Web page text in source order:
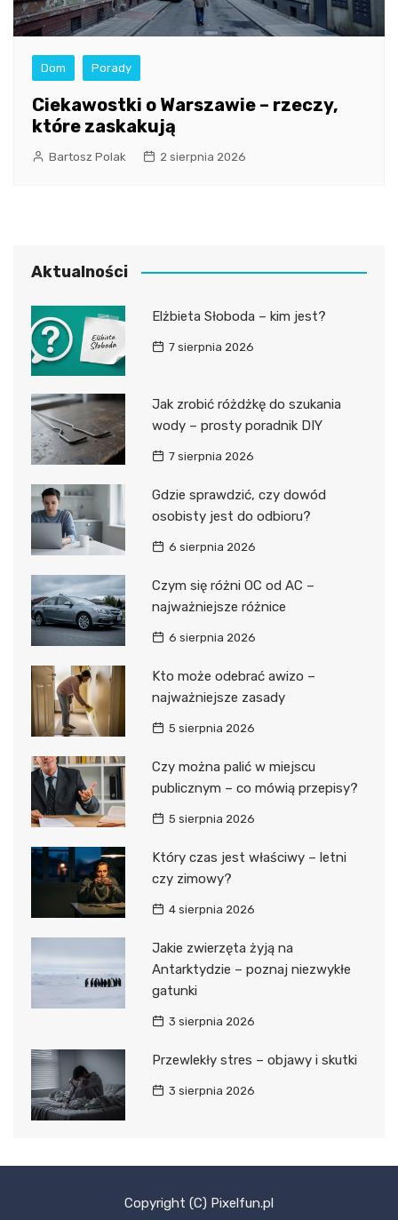
Dom Porady
Ciekawostki o Warszawie – rzeczy,
które zaskakują
Bartosz Polak 2 sierpnia 2026
Aktualności
Elżbieta Słoboda – kim jest?
7 sierpnia 2026
Jak zrobić różdżkę do szukania
wody – prosty poradnik DIY
7 sierpnia 2026
Gdzie sprawdzić, czy dowód
osobisty jest do odbioru?
6 sierpnia 2026
Czym się różni OC od AC –
najważniejsze różnice
6 sierpnia 2026
Kto może odebrać awizo –
najważniejsze zasady
5 sierpnia 2026
Czy można palić w miejscu
publicznym – co mówią przepisy?
5 sierpnia 2026
Który czas jest właściwy – letni
czy zimowy?
4 sierpnia 2026
Jakie zwierzęta żyją na
Antarktydzie – poznaj niezwykłe
gatunki
3 sierpnia 2026
Przewlekły stres – objawy i skutki
3 sierpnia 2026
Copyright (C) Pixelfun.pl